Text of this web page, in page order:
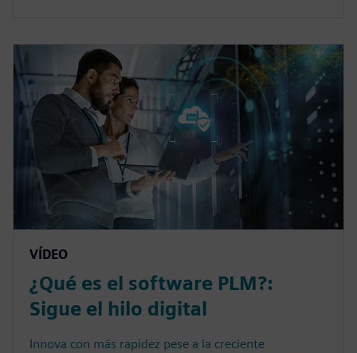
VÍDEO
¿Qué es el software PLM?:
Sigue el hilo digital
Innova con más rapidez pese a la creciente